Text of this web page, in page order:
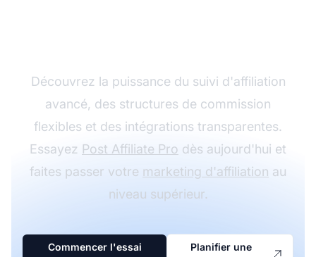
Découvrez la puissance du suivi d'affiliation
avancé, des structures de commission
flexibles et des intégrations transparentes.
Essayez Post Affiliate Pro dès aujourd'hui et
faites passer votre marketing d'affiliation au
niveau supérieur.
Commencer l'essai
Planifier une